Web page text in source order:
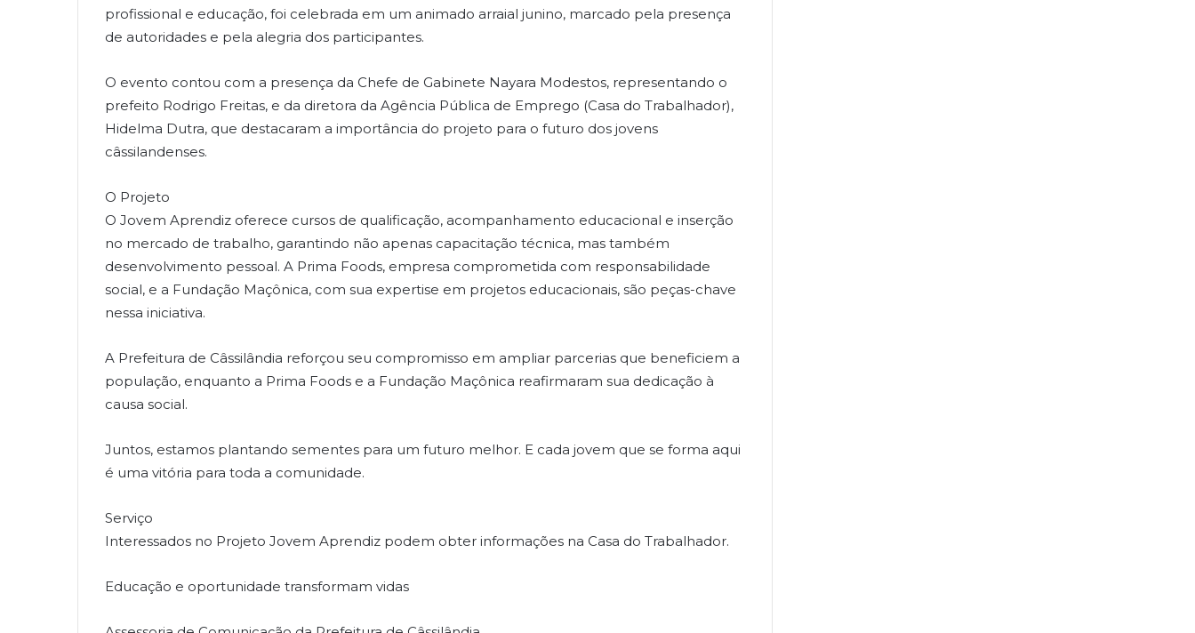
profissional e educação, foi celebrada em um animado arraial junino, marcado pela presença
de autoridades e pela alegria dos participantes.
O evento contou com a presença da Chefe de Gabinete Nayara Modestos, representando o
prefeito Rodrigo Freitas, e da diretora da Agência Pública de Emprego (Casa do Trabalhador),
Hidelma Dutra, que destacaram a importância do projeto para o futuro dos jovens
câssilandenses.
O Projeto
O Jovem Aprendiz oferece cursos de qualificação, acompanhamento educacional e inserção
no mercado de trabalho, garantindo não apenas capacitação técnica, mas também
desenvolvimento pessoal. A Prima Foods, empresa comprometida com responsabilidade
social, e a Fundação Maçônica, com sua expertise em projetos educacionais, são peças-chave
nessa iniciativa.
A Prefeitura de Câssilândia reforçou seu compromisso em ampliar parcerias que beneficiem a
população, enquanto a Prima Foods e a Fundação Maçônica reafirmaram sua dedicação à
causa social.
Juntos, estamos plantando sementes para um futuro melhor. E cada jovem que se forma aqui
é uma vitória para toda a comunidade.
Serviço
Interessados no Projeto Jovem Aprendiz podem obter informações na Casa do Trabalhador.
Educação e oportunidade transformam vidas